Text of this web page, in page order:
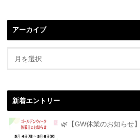
アーカイブ
新着エントリー
🌿【GW休業のお知らせ